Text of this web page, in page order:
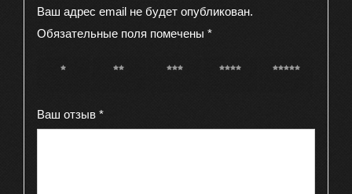
Ваш адрес email не будет опубликован.
Обязательные поля помечены *
1 из 5
2 из 5
3 из 5
4 из 5
5 из 5
Ваш отзыв *